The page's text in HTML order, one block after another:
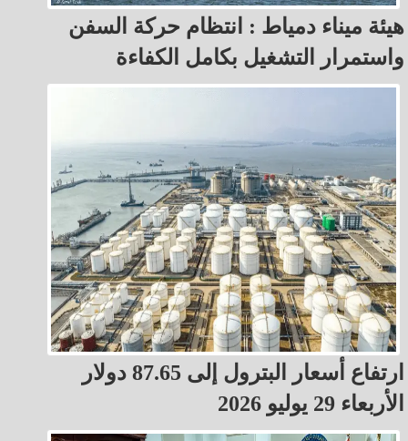
هيئة ميناء دمياط : انتظام حركة السفن
واستمرار التشغيل بكامل الكفاءة
ارتفاع أسعار البترول إلى 87.65 دولار
الأربعاء 29 يوليو 2026